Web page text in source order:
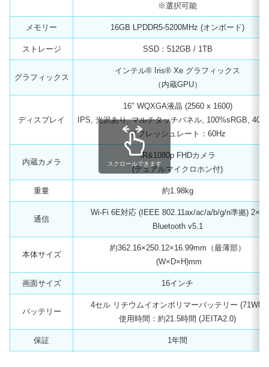
※選択可能
メモリー 16GB LPDDR5-5200MHz (オンボード)
ストレージ SSD：512GB / 1TB
グラフィックス
インテル® Iris® Xe グラフィックス
（内蔵GPU）
ディスプレイ
16″ WQXGA液晶 (2560 x 1600)
IPS, 光沢あり, マルチタッチパネル, 100%sRGB, 400
リフレッシュレート：60Hz
内蔵カメラ
IR&1080p FHDカメラ
(デュアルマイクロホン付)
重量 約1.98kg
通信
Wi-Fi 6E対応 (IEEE 802.11ax/ac/a/b/g/n準拠) 2×2
Bluetooth v5.1
本体サイズ
約362.16×250.12×16.99mm（最薄部）
(W×D×H)mm
画面サイズ 16インチ
バッテリー
4セル リチウムイオンポリマーバッテリー (71Wh)
使用時間：約21.5時間 (JEITA2.0)
保証 1年間
スクロールできます